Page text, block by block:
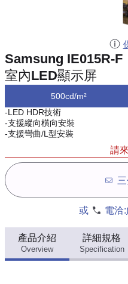
Samsung IE015R-F
室內LED顯示屏
500cd/m²
-LED HDR技術
-支援縱向橫向安裝
-支援彎曲/L型安裝
請
或 電洽:
產品介紹
Overview
詳細規格
Specification